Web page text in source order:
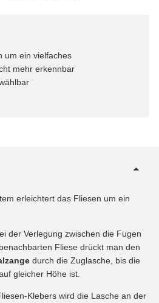
um ein vielfaches
mehr erkennbar
erleichtert das Fliesen um ein
der Verlegung zwischen die Fugen
Fliese drückt man den
durch die Zuglasche, bis die
gleicher Höhe ist.
Klebers wird die Lasche an der